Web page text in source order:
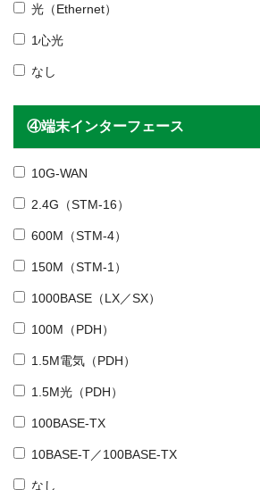
光（Ethernet）
1心光
なし
④端末インターフェース
10G-WAN
2.4G（STM-16）
600M（STM-4）
150M（STM-1）
1000BASE（LX／SX）
100M（PDH）
1.5M電気（PDH）
1.5M光（PDH）
100BASE-TX
10BASE-T／100BASE-TX
なし